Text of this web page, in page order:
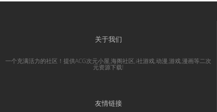
关于我们
一个充满活力的社区！提供ACG次元小屋,海阁社区,i社游戏,动漫,游戏,漫画等二次
元资源下载!
友情链接